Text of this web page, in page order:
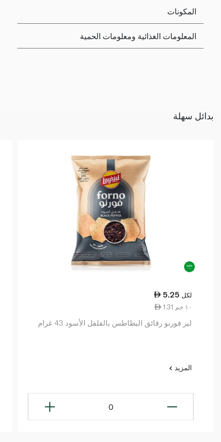
المكونات
المعلومات الغذائية ومعلومات الحمية
بدائل سهلة
5.25 لكل
1.31 ١٠ جم
ليز فورنو رقائق البطاطس بالفلفل الأسود 43 غرام
المزيد
0